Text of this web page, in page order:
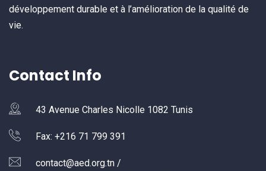
développement durable et à l’amélioration de la qualité de
vie.
Contact Info
43 Avenue Charles Nicolle 1082 Tunis
Fax: +216 71 799 391
contact@aed.org.tn /